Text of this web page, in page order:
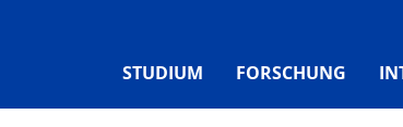
STUDIUM FORSCHUNG